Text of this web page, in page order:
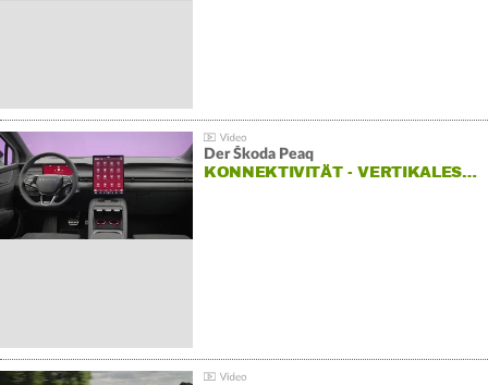
Der Škoda Peaq
KONNEKTIVITÄT - VERTIKALES…